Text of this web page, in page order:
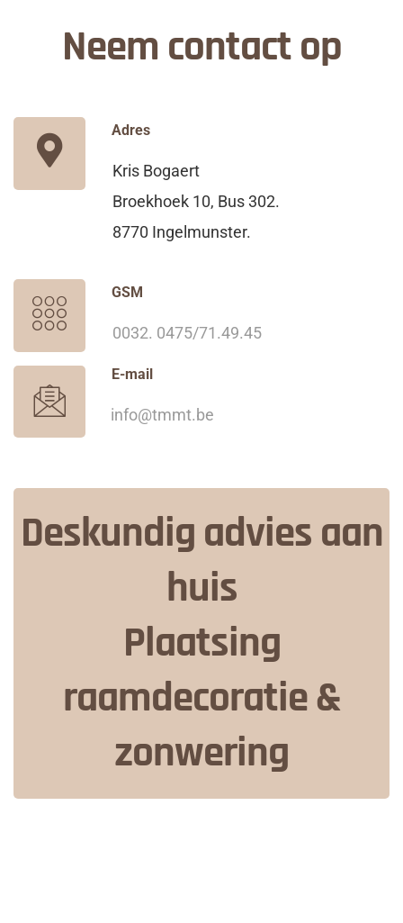
Neem contact op
Adres
Kris Bogaert
Broekhoek 10, Bus 302.
8770 Ingelmunster.
GSM
0032. 0475/71.49.45
E-mail
info@tmmt.be
Deskundig advies aan
huis
Plaatsing
raamdecoratie &
zonwering